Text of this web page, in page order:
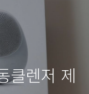
클렌저 제